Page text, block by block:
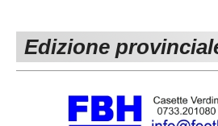
1^ CATEGORIA
3^ CATEGORIA
Edizione